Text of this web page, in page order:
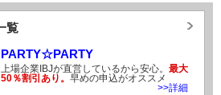
覧
PARTY☆PARTY
上場企業IBJが直営しているから安心。 最大
50％割引あり。 早めの申込がオススメ
>>詳細